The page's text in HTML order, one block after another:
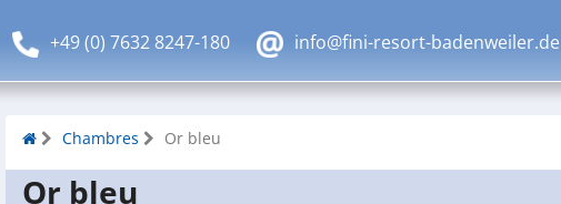
+49 (0) 7632 8247-180 info@fini-resort-badenweiler.de
Chambres Or bleu
Or bleu